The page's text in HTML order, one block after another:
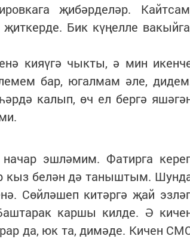
җибәрделәр.
Бик күңелле
кияүгә чыкты, ә мин
бар, югалмам әле,
калып, өч ел бергә
эшләмим. Фатирга
кыз белән дә таныштым.
Сөйләшеп китәргә җай
каршы килде. Ә
да, юк та, димәде. Кичен